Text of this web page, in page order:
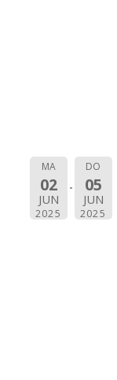
MA
02
JUN
2025
DO
05
JUN
2025